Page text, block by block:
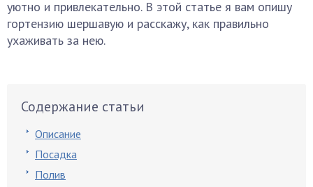
уютно и привлекательно. В этой статье я вам опишу
гортензию шершавую и расскажу, как правильно
ухаживать за нею.
Содержание статьи
Описание
Посадка
Полив